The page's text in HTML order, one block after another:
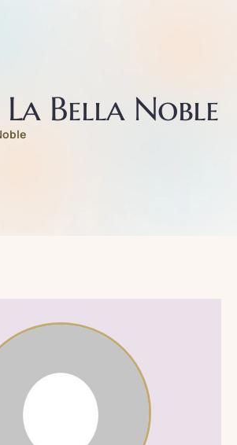
La Bella Noble